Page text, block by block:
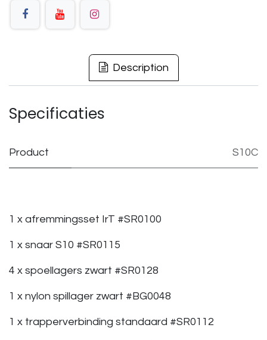
Description
Specificaties
Product S10C
1 x afremmingsset IrT #SR0100
1 x snaar S10 #SR0115
4 x spoellagers zwart #SR0128
1 x nylon spillager zwart #BG0048
1 x trapperverbinding standaard #SR0112